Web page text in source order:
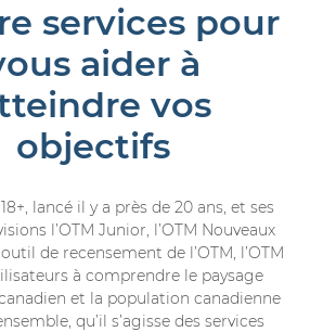
services pour
aider à
vos
objectifs
lancé il y a près de 20 ans, et ses
l’OTM Junior, l’OTM Nouveaux
de recensement de l’OTM, l’OTM
à comprendre le paysage
et la population canadienne
qu’il s’agisse des services